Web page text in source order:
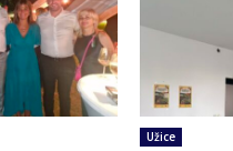
Užice